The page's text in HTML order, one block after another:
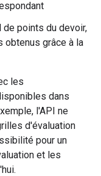
points du devoir,
grâce à la
les
dans
l'API ne
d'évaluation
pour un
et les